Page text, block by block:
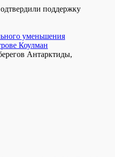
поддержку
уменьшения
Коулман
Антарктиды,